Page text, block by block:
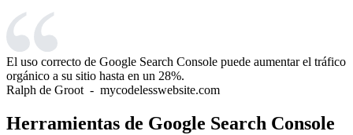
El uso correcto de Google Search Console puede aumentar el tráfico
orgánico a su sitio hasta en un 28%.
Ralph de Groot - mycodelesswebsite.com
Herramientas de Google Search Console